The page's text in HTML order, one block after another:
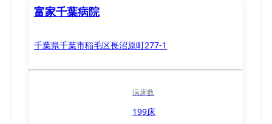
富家千葉病院
千葉県千葉市稲毛区長沼原町277-1
病床数
199床